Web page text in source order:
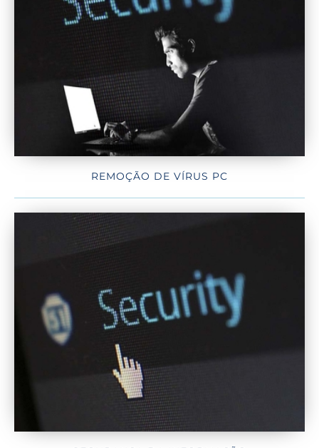
REMOÇÃO DE VÍRUS PC